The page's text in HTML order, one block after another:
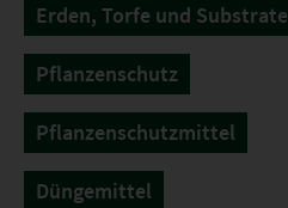
Erden, Torfe und Substrate
Pflanzenschutz
Pflanzenschutzmittel
Düngemittel